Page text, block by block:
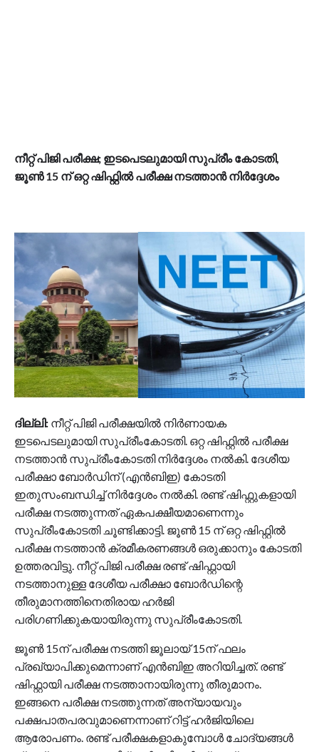
നീറ്റ് പിജി പരീക്ഷ; ഇടപെടലുമായി സുപ്രീം കോടതി,
ജൂൺ 15 ന് ഒറ്റ ഷിഫ്റ്റിൽ പരീക്ഷ നടത്താൻ നിർദ്ദേശം
ദില്ലി: നീറ്റ് പിജി പരീക്ഷയില്‍ നിര്‍ണായക
ഇടപെടലുമായി സുപ്രീംകോടതി. ഒറ്റ ഷിഫ്റ്റിൽ പരീക്ഷ
നടത്താൻ സുപ്രീംകോടതി നിർദ്ദേശം നല്‍കി. ദേശീയ
പരീക്ഷാ ബോർഡിന് (എൻബിഇ) കോടതി
ഇതുസംബന്ധിച്ച് നിർദ്ദേശം നൽകി. രണ്ട് ഷിഫ്റ്റുകളായി
പരീക്ഷ നടത്തുന്നത് ഏകപക്ഷീയമാണെന്നും
സുപ്രീംകോടതി ചൂണ്ടിക്കാട്ടി. ജൂൺ 15 ന് ഒറ്റ ഷിഫ്റ്റിൽ
പരീക്ഷ നടത്താൻ ക്രമീകരണങ്ങൾ ഒരുക്കാനും കോടതി
ഉത്തരവിട്ടു. നീറ്റ് പിജി പരീക്ഷ രണ്ട് ഷിഫ്റ്റായി
നടത്താനുള്ള ദേശീയ പരീക്ഷാ ബോർഡിന്റെ
തീരുമാനത്തിനെതിരായ ഹർജി
പരിഗണിക്കുകയായിരുന്നു സുപ്രീംകോടതി.
ജൂൺ 15ന് പരീക്ഷ നടത്തി ജൂലായ് 15ന് ഫലം
പ്രഖ്യാപിക്കുമെന്നാണ് എൻബിഇ അറിയിച്ചത്. രണ്ട്
ഷിഫ്റ്റായി പരീക്ഷ നടത്താനായിരുന്നു തീരുമാനം.
ഇങ്ങനെ പരീക്ഷ നടത്തുന്നത് അന്യായവും
പക്ഷപാതപരവുമാണെന്നാണ് റിട്ട് ഹർജിയിലെ
ആരോപണം. രണ്ട് പരീക്ഷകളാകുമ്പോൾ ചോദ്യങ്ങൾ